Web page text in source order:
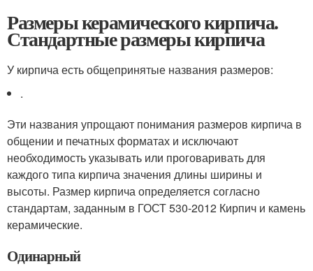
Размеры керамического кирпича.
Стандартные размеры кирпича
У кирпича есть общепринятые названия размеров:
.
Эти названия упрощают понимания размеров кирпича в
общении и печатных форматах и исключают
необходимость указывать или проговаривать для
каждого типа кирпича значения длины ширины и
высоты. Размер кирпича определяется согласно
стандартам, заданным в ГОСТ 530-2012 Кирпич и камень
керамические.
Одинарный